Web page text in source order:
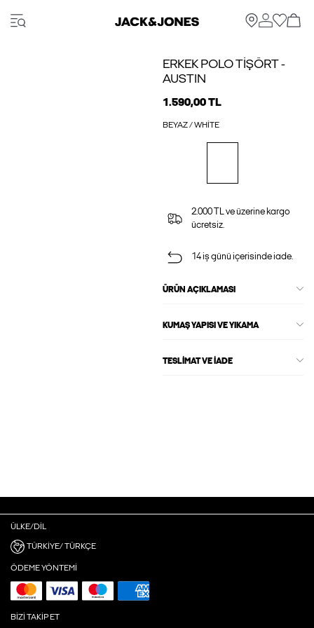
ERKEK POLO TIŞÖRT -
AUSTIN
1.590,00 TL
BEYAZ / WHITE
2.000 TL ve üzerine kargo
ücretsiz.
14 iş günü içerisinde iade.
ÜRÜN AÇIKLAMASI
KUMAŞ YAPISI VE YIKAMA
TESLIMAT VE İADE
ÜLKE/DIL
TÜRKIYE/ TÜRKÇE
ÖDEME YÖNTEMI
BIZI TAKIP ET